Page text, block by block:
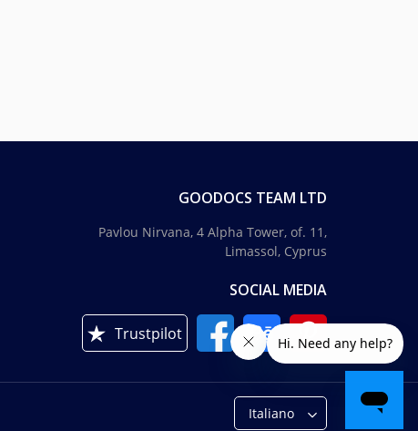
GOODOCS TEAM LTD
Pavlou Nirvana, 4 Alpha Tower, of. 11,
Limassol, Cyprus
SOCIAL MEDIA
Trustpilot
Italiano